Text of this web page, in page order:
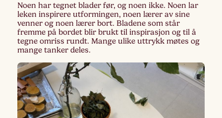
Noen har tegnet blader før, og noen ikke. Noen lar
leken inspirere utformingen, noen lærer av sine
venner og noen lærer bort. Bladene som står
fremme på bordet blir brukt til inspirasjon og til å
tegne omriss rundt. Mange ulike uttrykk møtes og
mange tanker deles.